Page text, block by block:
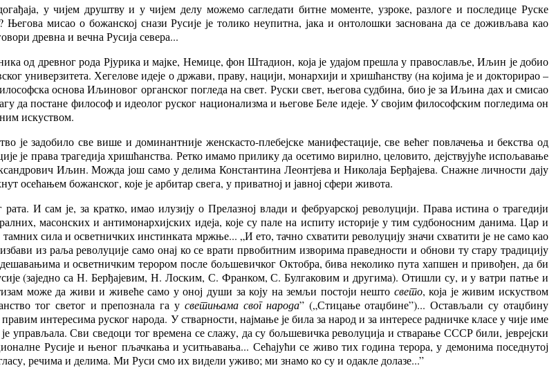
у чијем друштву и у чијем делу можемо сагледати битне моменте, узроке, разлоге и последице Руске
мисао о божанској снази Русије је толико неупитна, јака и онтолошки заснована да се доживљава као
древна и вечна Русија севера...
од древног рода Рјурика и мајке, Немице, фон Штадион, која је удајом прешла у православље, Иљин је добио
универзитета. Хегелове идеје о држави, праву, нацији, монархији и хришћанству (на којима је и докторирао –
основа Иљиновог органског погледа на свет. Руски свет, његова судбина, био је за Иљина дах и смисао
да постане философ и идеолог руског национализма и његове Беле идеје. У својим философским погледима он
искуством.
задобило све више и доминантније женскасто-плебејске манифестације, све већег повлачења и бекства од
је права трагедија хришћанства. Ретко имамо прилику да осетимо вирилно, целовито, дејствујуће испољавање
Иљин. Можда још само у делима Константина Леонтјева и Николаја Берђајева. Снажне личности дају
божанског, које је арбитар свега, у приватној и јавној сфери живота.
И сам је, за кратко, имао илузију о Прелазној влади и фебруарској револуцији. Права истина о трагедији
масонских и антимонархијских идеја, које су пале на испиту историје у тим судбоносним данима. Цар и
сила и осветничких инстинката мржње... „И ето, тачно схватити револуцију значи схватити је не само као
из раља револуције само онај ко се врати првобитним изворима праведности и обнови ту стару традицију
и осветничким терором после бољшевичког Октобра, бива неколико пута хапшен и привођен, да би
(заједно са Н. Берђајевим, Н. Лоским, С. Франком, С. Булгаковим и другима). Отишли су, и у ватри патње и
може да живи и живеће само у оној души за коју на земљи постоји нешто свето, која је живим искуством
тог светог и препознала га усветињама свог народа” („Стицање отаџбине”)... Остављали су отаџбину
интересима руског народа. У стварности, најмање је била за народ и за интересе радничке класе у чије име
управљала. Сви сведоци тог времена се слажу, да су бољшевичка револуција и стварање СССР били, јеврејски
Русије и њеног пљачкања и уситњавања... Сећајући се живо тих година терора, у демонима поседнутој
речима и делима. Ми Руси смо их видели уживо; ми знамо ко су и одакле долазе...”